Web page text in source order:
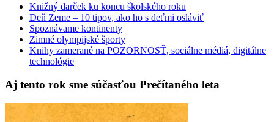
Knižný darček ku koncu školského roku
Deň Zeme – 10 tipov, ako ho s deťmi osláviť
Spoznávame kontinenty
Zimné olympijské športy
Knihy zamerané na POZORNOSŤ, sociálne médiá, digitálne
technológie
Aj tento rok sme súčasťou Prečítaného leta